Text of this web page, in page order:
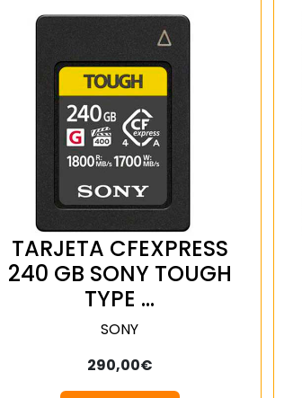
TARJETA CFEXPRESS
240 GB SONY TOUGH
TYPE …
SONY
290,00€